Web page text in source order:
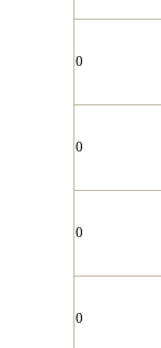
0
0
0
0